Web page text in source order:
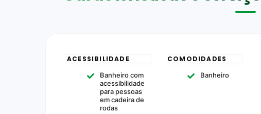
ACESSIBILIDADE
Banheiro com
acessibilidade
para pessoas
em cadeira de
rodas
COMODIDADES
Banheiro